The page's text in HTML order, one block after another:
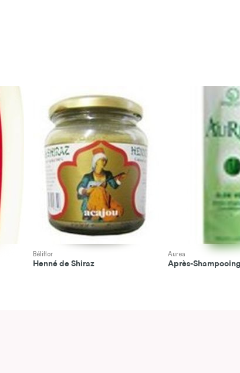
Béliflor
Henné de Shiraz
Aurea
Après-